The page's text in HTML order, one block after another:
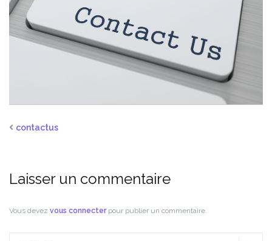
contactus
Laisser un commentaire
Vous devez vous connecterpour publier un commentaire.